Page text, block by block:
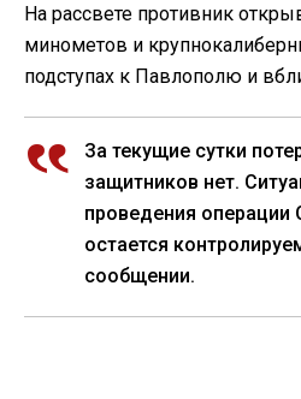
На рассвете противник
минометов и
подступах к Павлополю и
За текущие сутки
защитников нет.
проведения операции
остается
сообщении.